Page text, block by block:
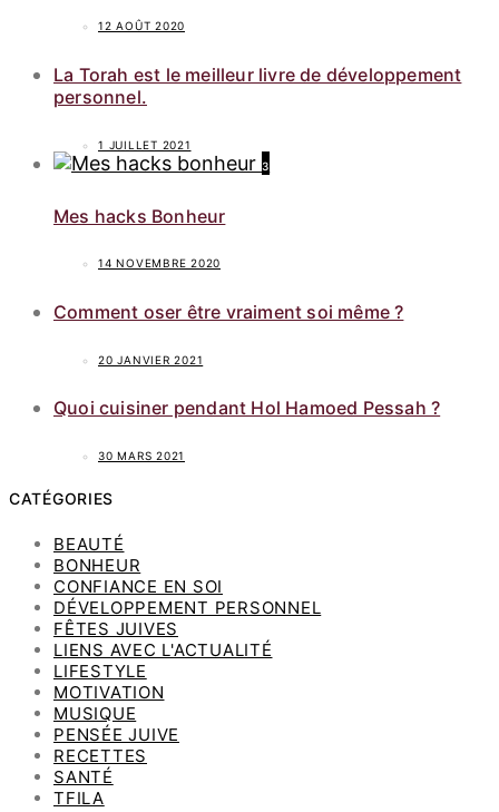
12 AOÛT 2020
La Torah est le meilleur livre de développement
personnel.
1 JUILLET 2021
3
Mes hacks Bonheur
14 NOVEMBRE 2020
Comment oser être vraiment soi même ?
20 JANVIER 2021
Quoi cuisiner pendant Hol Hamoed Pessah ?
30 MARS 2021
CATÉGORIES
BEAUTÉ
BONHEUR
CONFIANCE EN SOI
DÉVELOPPEMENT PERSONNEL
FÊTES JUIVES
LIENS AVEC L'ACTUALITÉ
LIFESTYLE
MOTIVATION
MUSIQUE
PENSÉE JUIVE
RECETTES
SANTÉ
TFILA